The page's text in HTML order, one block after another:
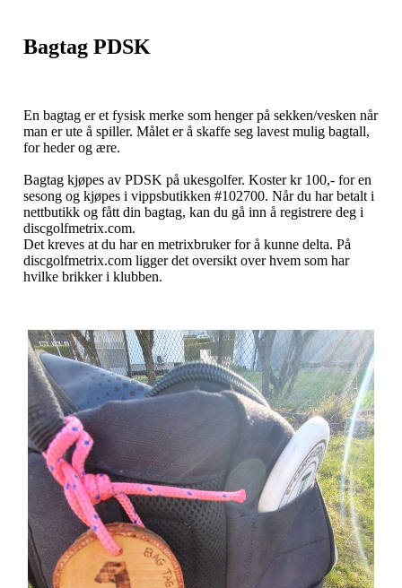
Bagtag PDSK
En bagtag er et fysisk merke som henger på sekken/vesken når
man er ute å spiller. Målet er å skaffe seg lavest mulig bagtall,
for heder og ære.
Bagtag kjøpes av PDSK på ukesgolfer. Koster kr 100,- for en
sesong og kjøpes i vippsbutikken #102700. Når du har betalt i
nettbutikk og fått din bagtag, kan du gå inn å registrere deg i
discgolfmetrix.com.
Det kreves at du har en metrixbruker for å kunne delta. På
discgolfmetrix.com ligger det oversikt over hvem som har
hvilke brikker i klubben.